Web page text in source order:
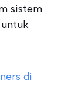
sistem
di